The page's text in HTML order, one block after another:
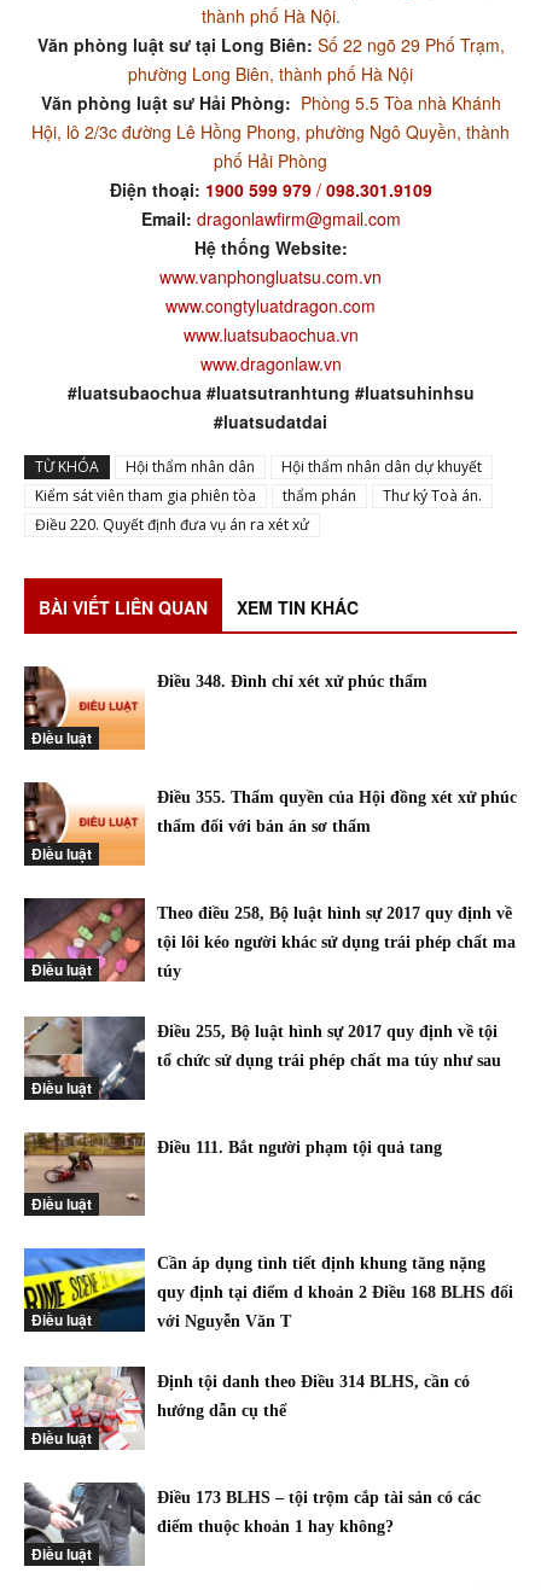
thành phố Hà Nội.
Văn phòng luật sư tại Long Biên: Số 22 ngõ 29 Phố Trạm,
phường Long Biên, thành phố Hà Nội
Văn phòng luật sư Hải Phòng: Phòng 5.5 Tòa nhà Khánh
Hội, lô 2/3c đường Lê Hồng Phong, phường Ngô Quyền, thành
phố Hải Phòng
Điện thoại: 1900 599 979/ 098.301.9109
Email: dragonlawfirm@gmail.com
Hệ thống Website:
www.vanphongluatsu.com.vn
www.congtyluatdragon.com
www.luatsubaochua.vn
www.dragonlaw.vn
#luatsubaochua #luatsutranhtung #luatsuhinhsu
#luatsudatdai
TỪ KHÓA Hội thẩm nhân dân
Hội thẩm nhân dân dự khuyết
Kiểm sát viên tham gia phiên tòa
thẩm phán
Thư ký Toà án.
Điều 220. Quyết định đưa vụ án ra xét xử
BÀI VIẾT LIÊN QUAN XEM TIN KHÁC
Điều luật
Điều 348. Đình chỉ xét xử phúc thẩm
Điều luật
Điều 355. Thẩm quyền của Hội đồng xét xử phúc
thẩm đối với bản án sơ thẩm
Điều luật
Theo điều 258, Bộ luật hình sự 2017 quy định về
tội lôi kéo người khác sử dụng trái phép chất ma
túy
Điều luật
Điều 255, Bộ luật hình sự 2017 quy định về tội
tổ chức sử dụng trái phép chất ma túy như sau
Điều luật
Điều 111. Bắt người phạm tội quả tang
Điều luật
Cần áp dụng tình tiết định khung tăng nặng
quy định tại điểm d khoản 2 Điều 168 BLHS đối
với Nguyễn Văn T
Điều luật
Định tội danh theo Điều 314 BLHS, cần có
hướng dẫn cụ thể
Điều luật
Điều 173 BLHS – tội trộm cắp tài sản có các
điểm thuộc khoản 1 hay không?